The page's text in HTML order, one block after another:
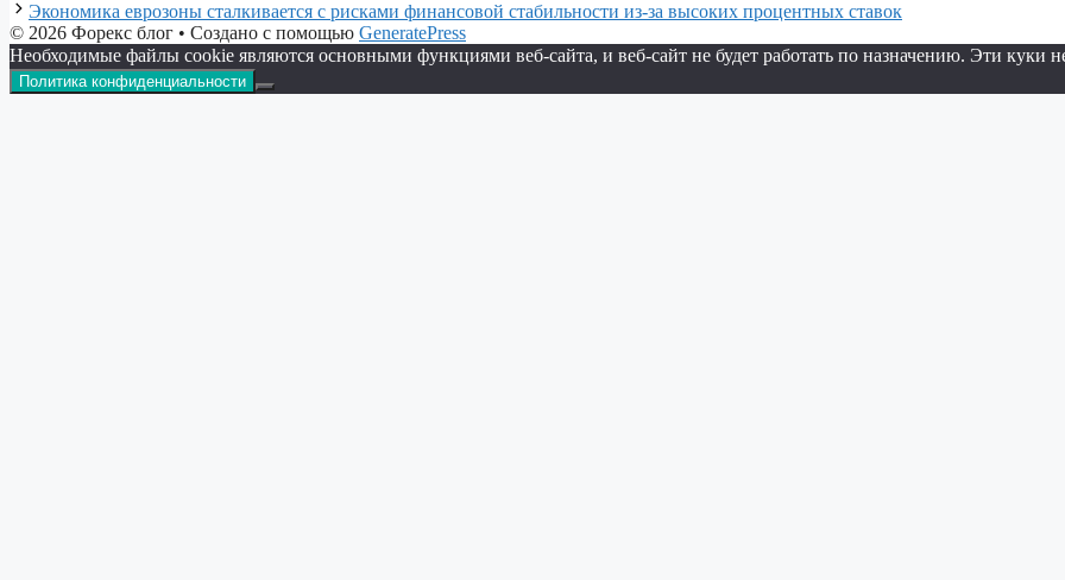
Экономика еврозоны сталкивается с рисками финансовой стабильности из-за высоких процентных ставок
© 2026 Форекс блог • Создано с помощью GeneratePress
Необходимые файлы cookie являются основными функциями веб-сайта, и веб-сайт не будет работать по назначению. Эти куки
Политика конфиденциальности